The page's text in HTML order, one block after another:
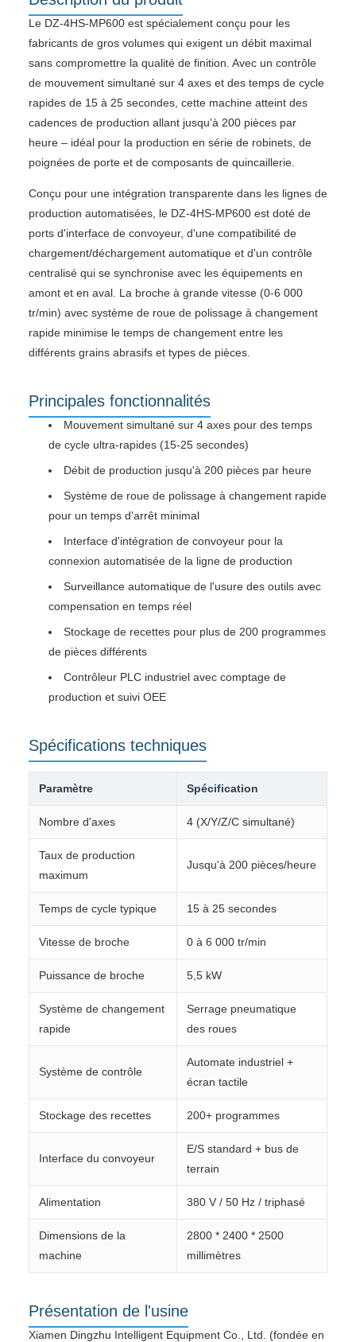
Le DZ-4HS-MP600 est spécialement conçu pour les
fabricants de gros volumes qui exigent un débit maximal
sans compromettre la qualité de finition. Avec un contrôle
de mouvement simultané sur 4 axes et des temps de cycle
rapides de 15 à 25 secondes, cette machine atteint des
cadences de production allant jusqu'à 200 pièces par
heure – idéal pour la production en série de robinets, de
poignées de porte et de composants de quincaillerie.
Conçu pour une intégration transparente dans les lignes de
production automatisées, le DZ-4HS-MP600 est doté de
ports d'interface de convoyeur, d'une compatibilité de
chargement/déchargement automatique et d'un contrôle
centralisé qui se synchronise avec les équipements en
amont et en aval. La broche à grande vitesse (0-6 000
tr/min) avec système de roue de polissage à changement
rapide minimise le temps de changement entre les
différents grains abrasifs et types de pièces.
Principales fonctionnalités
Mouvement simultané sur 4 axes pour des temps
de cycle ultra-rapides (15-25 secondes)
Débit de production jusqu'à 200 pièces par heure
Système de roue de polissage à changement rapide
pour un temps d'arrêt minimal
Interface d'intégration de convoyeur pour la
connexion automatisée de la ligne de production
Surveillance automatique de l'usure des outils avec
compensation en temps réel
Stockage de recettes pour plus de 200 programmes
de pièces différents
Contrôleur PLC industriel avec comptage de
production et suivi OEE
Spécifications techniques
Paramètre Spécification
Nombre d'axes 4 (X/Y/Z/C simultané)
Taux de production
maximum
Jusqu'à 200 pièces/heure
Temps de cycle typique 15 à 25 secondes
Vitesse de broche 0 à 6 000 tr/min
Puissance de broche 5,5 kW
Système de changement
rapide
Serrage pneumatique
des roues
Système de contrôle
Automate industriel +
écran tactile
Stockage des recettes 200+ programmes
Interface du convoyeur
E/S standard + bus de
terrain
Alimentation 380 V / 50 Hz / triphasé
Dimensions de la
machine
2800 * 2400 * 2500
millimètres
Présentation de l'usine
Xiamen Dingzhu Intelligent Equipment Co., Ltd. (fondée en